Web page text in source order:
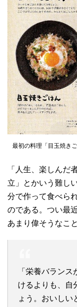
最初の料理「目玉焼き
「人生、楽しんだ
立」とかいう難し
分で作って食べら
のである。つい最
あまり偉そうなこ
「栄養バラン
けるよりも、自
ょう。おいしい